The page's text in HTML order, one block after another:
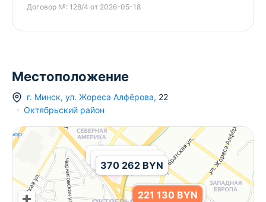
Звоните в любое время !
УНП: 193594828 Лицензия: № 02240/430 МЮ
РБ, 18.11.2021
Договор №: 128/4 от 2026-05-18
Местоположение
г. Минск, ул. Жореса Алфёрова, 22
Октябрьский район
370 891 BYN
364 620 BYN
370 262 BYN
202 812 BYN
245 462 BYN
221 130 BYN